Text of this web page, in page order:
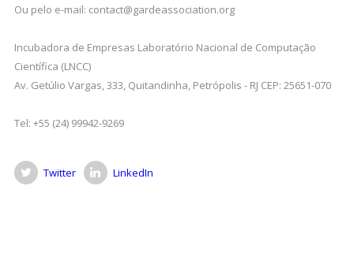
Ou pelo e-mail: contact@gardeassociation.org
Incubadora de Empresas Laboratório Nacional de Computação
Científica (LNCC)
Av. Getúlio Vargas, 333, Quitandinha, Petrópolis - RJ CEP: 25651-070
Tel: +55 (24) 99942-9269
Twitter LinkedIn